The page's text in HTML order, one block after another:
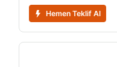
Hemen Teklif Al